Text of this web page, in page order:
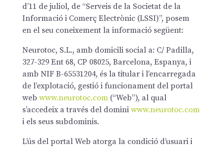
d’11 de juliol, de “Serveis de la Societat de la
Informació i Comerç Electrònic (LSSI)”, posem
en el seu coneixement la informació següent:
Neurotoc, S.L., amb domicili social a: C/ Padilla,
327-329 Ent 68, CP 08025, Barcelona, Espanya, i
amb NIF B-65531204, és la titular i l’encarregada
de l’explotació, gestió i funcionament del portal
web www.neurotoc.com(“Web”), al qual
s’accedeix a través del domini www.neurotoc.com
i els seus subdominis.
L’ús del portal Web atorga la condició d’usuari i